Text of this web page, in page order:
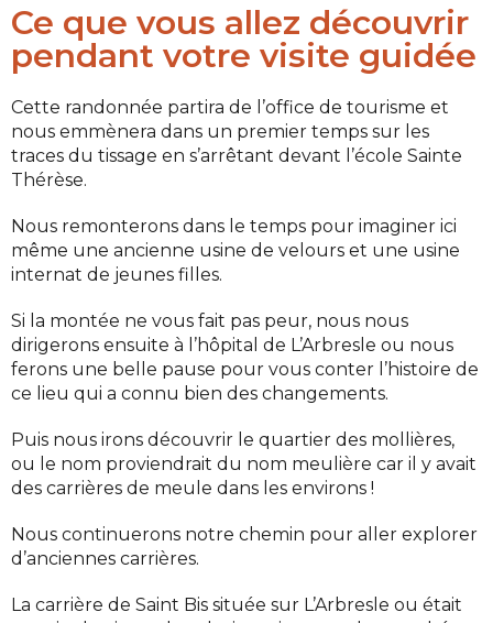
Ce que vous allez découvrir
pendant votre visite guidée
Cette randonnée partira de l’office de tourisme et
nous emmènera dans un premier temps sur les
traces du tissage en s’arrêtant devant l’école Sainte
Thérèse.
Nous remonterons dans le temps pour imaginer ici
même une ancienne usine de velours et une usine
internat de jeunes filles.
Si la montée ne vous fait pas peur, nous nous
dirigerons ensuite à l’hôpital de L’Arbresle ou nous
ferons une belle pause pour vous conter l’histoire de
ce lieu qui a connu bien des changements.
Puis nous irons découvrir le quartier des mollières,
ou le nom proviendrait du nom meulière car il y avait
des carrières de meule dans les environs !
Nous continuerons notre chemin pour aller explorer
d’anciennes carrières.
La carrière de Saint Bis située sur L’Arbresle ou était